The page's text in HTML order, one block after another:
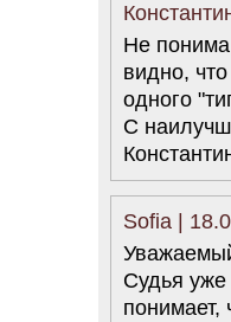
Не
видно,
одного
С
Sofia |
Судья уже
понимает,